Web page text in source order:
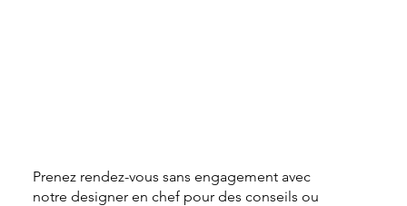
Prenez rendez-vous sans engagement avec
notre designer en chef pour des conseils ou